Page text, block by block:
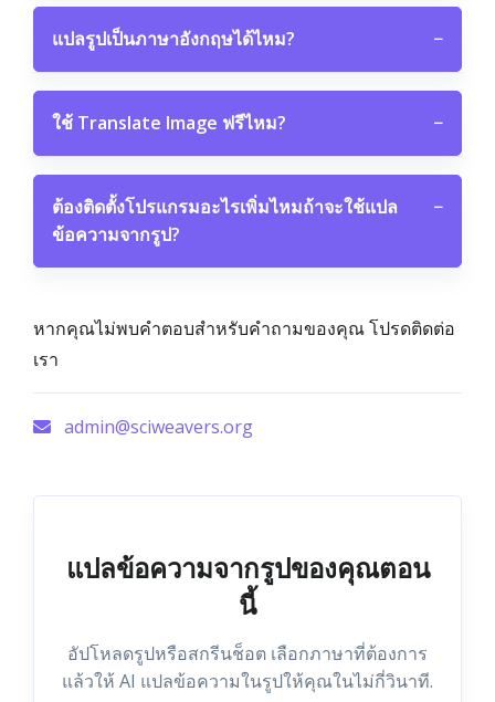
แปลรูปเป็นภาษาอังกฤษได้ไหม? −
ใช้ Translate Image ฟรีไหม? −
ต้องติดตั้งโปรแกรมอะไรเพิ่มไหมถ้าจะใช้แปล
ข้อความจากรูป?
−
หากคุณไม่พบคำตอบสำหรับคำถามของคุณ โปรดติดต่อ
เรา
admin@sciweavers.org
แปลข้อความจากรูปของคุณตอน
นี้
อัปโหลดรูปหรือสกรีนช็อต เลือกภาษาที่ต้องการ
แล้วให้ AI แปลข้อความในรูปให้คุณในไม่กี่วินาที.